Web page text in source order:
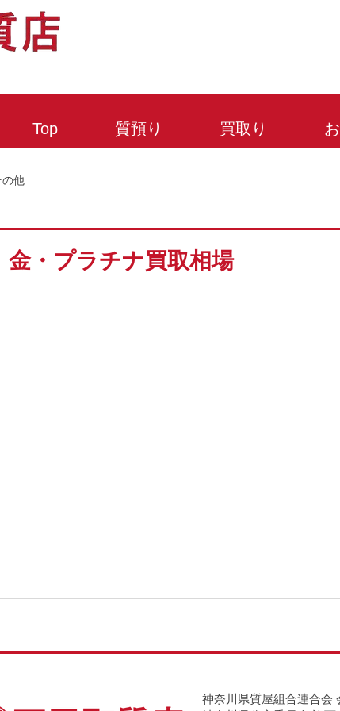
Top 質預り 買取り
の他
金・プラチナ買取相場
神奈川県質屋組合連合会